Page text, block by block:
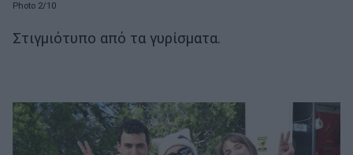
Photo 2/10
Στιγμιότυπο από τα γυρίσματα.